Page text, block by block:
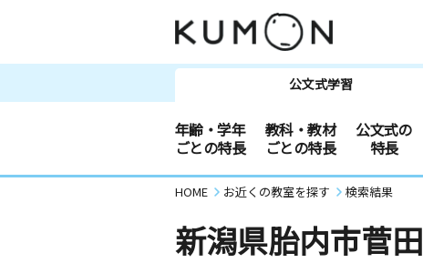
公文式学習
年齢・学年
ごとの特長
教科・教材
ごとの特長
公文式の
特長
HOME お近くの教室を探す 検索結果
新潟県胎内市菅田